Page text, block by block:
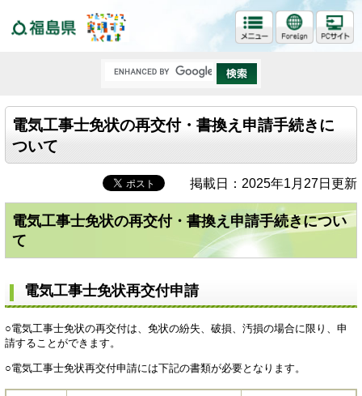
電気工事士免状の再交付・書換え申請手続きに
ついて
掲載日：2025年1月27日更新
電気工事士免状の再交付・書換え申請手続きについ
て
電気工事士免状再交付申請
○電気工事士免状の再交付は、免状の紛失、破損、汚損の場合に限り、申
請することができます。
○電気工事士免状再交付申請には下記の書類が必要となります。